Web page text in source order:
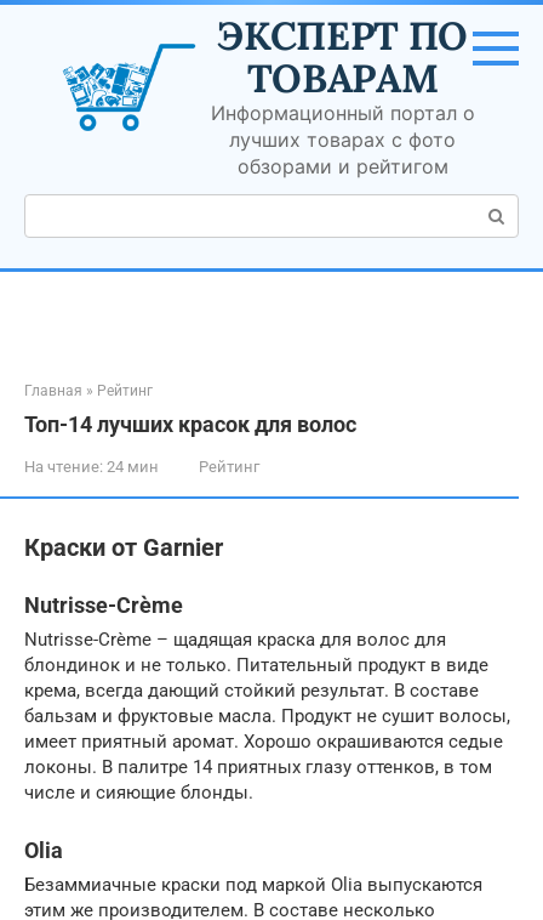
Перейти
контенту
ЭКСПЕРТ ПО
ТОВАРАМ
Информационный портал о
лучших товарах с фото
обзорами и рейтигом
Поиск:
Главная » Рейтинг
Топ-14 лучших красок для волос
На чтение: 24 мин Рейтинг
Краски от Garnier
Nutrisse-Crème
Nutrisse-Crème – щадящая краска для волос для
блондинок и не только. Питательный продукт в виде
крема, всегда дающий стойкий результат. В составе
бальзам и фруктовые масла. Продукт не сушит волосы,
имеет приятный аромат. Хорошо окрашиваются седые
локоны. В палитре 14 приятных глазу оттенков, в том
числе и сияющие блонды.
Olia
Безаммиачные краски под маркой Olia выпускаются
этим же производителем. В составе несколько